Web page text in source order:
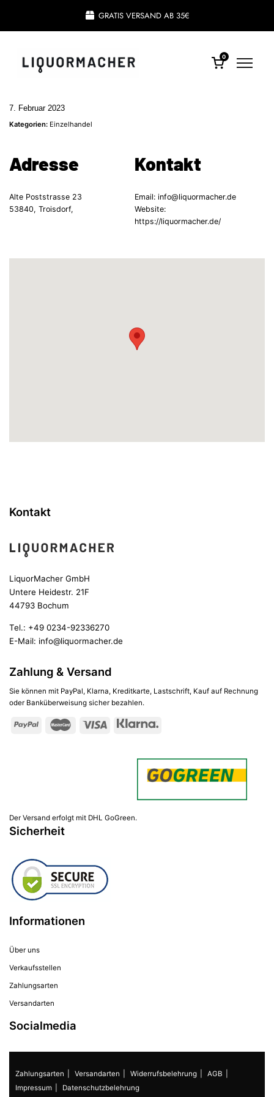
GRATIS VERSAND AB 35€
0
7. Februar 2023
Kategorien: Einzelhandel
Adresse
Alte Poststrasse 23
53840, Troisdorf,
Kontakt
Email: info@liquormacher.de
Website:
https://liquormacher.de/
Kontakt
LiquorMacher GmbH
Untere Heidestr. 21F
44793 Bochum
Tel.: +49 0234-92336270
E-Mail: info@liquormacher.de
Zahlung & Versand
Sie können mit PayPal, Klarna, Kreditkarte, Lastschrift, Kauf auf Rechnung
oder Banküberweisung sicher bezahlen.
Der Versand erfolgt mit DHL GoGreen.
Sicherheit
Informationen
Über uns
Verkaufsstellen
Zahlungsarten
Versandarten
Socialmedia
Zahlungsarten Versandarten Widerrufsbelehrung
AGB
Impressum
Datenschutzbelehrung